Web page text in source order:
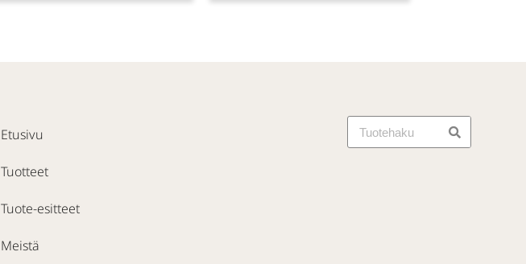
Etusivu
Tuotteet
Tuote-esitteet
Meistä